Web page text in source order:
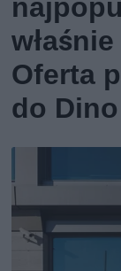
Oferta
do Dino